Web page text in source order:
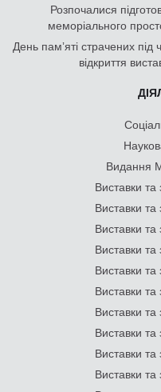
Розпочалися
меморіального
День памʼяті страчених
відкриття
Видання
Виставки
Виставки
Виставки
Виставки
Виставки
Виставки
Виставки
Виставки
Виставки
Виставки